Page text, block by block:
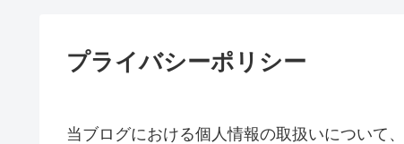
プライバシーポリシー
当ブログにおける個人情報の取扱いについて